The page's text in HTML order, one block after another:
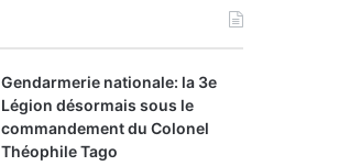
Gendarmerie nationale: la 3e
Légion désormais sous le
commandement du Colonel
Théophile Tago